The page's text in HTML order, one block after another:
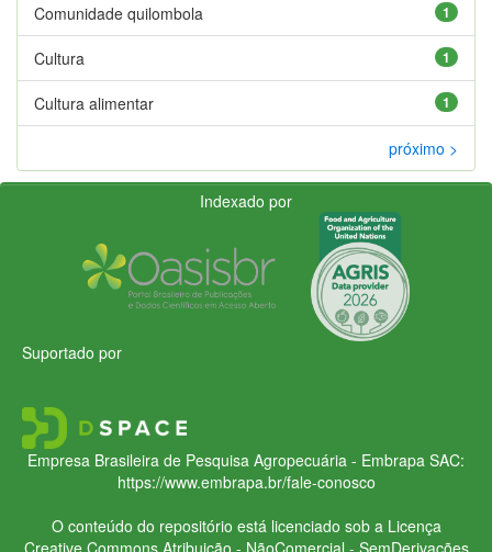
1
Comunidade quilombola
1
Cultura
1
Cultura alimentar
próximo >
Indexado por
Suportado por
Empresa Brasileira de Pesquisa Agropecuária - Embrapa SAC:
https://www.embrapa.br/fale-conosco
O conteúdo do repositório está licenciado sob a Licença
Creative CommonsAtribuição - NãoComercial - SemDerivações